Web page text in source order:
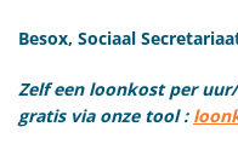
Besox, Sociaal
Zelf een loonkost per
gratis via onze tool :